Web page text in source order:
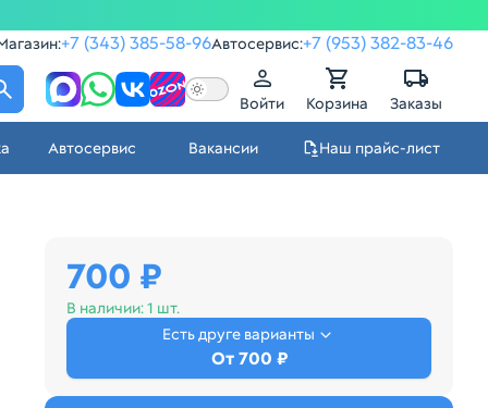
+7 (343) 385-58-96Автосервис:+7 (953) 382-83-46
Войти Корзина Заказы
Автосервис Вакансии Наш прайс-лист
700 ₽
В наличии:1 шт.
Есть друге варианты
От 700 ₽